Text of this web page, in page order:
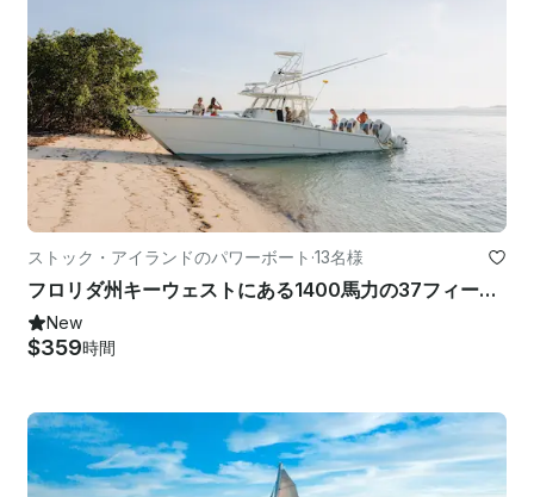
ストック・アイランドのパワーボート ·13名様
フロリダ州キーウェストにある1400馬力の37フィートフリーダムヨット
New
$359時間